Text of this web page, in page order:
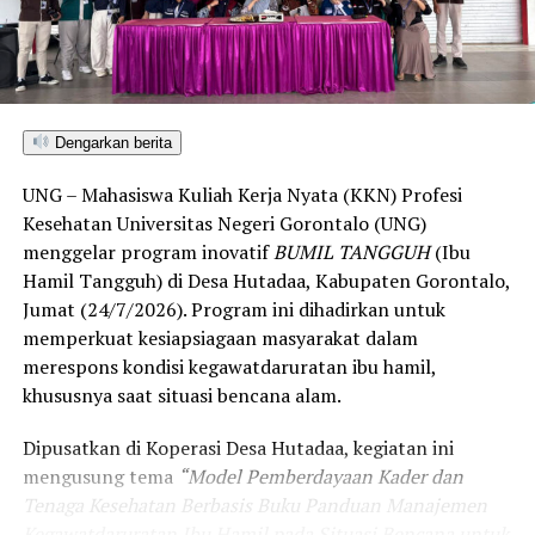
terdeteksi lebih cepat dan langsung mendapat
intervensi medis,” paparnya.
Guna menjaga keberlanjutan program pasca-KKN,
mahasiswa UNG juga memberikan pembekalan dan
mengoperasikan sistem informasi tersebut.
Selain inovasi digital, tim KKN-PK UNG turut
menggalakkan serangkaian kegiatan promotif dan
preventif. Program tersebut mencakup aksi kerja bakti
lingkungan, edukasi pemilahan sampah, sosialisasi
bahaya HIV/AIDS dan Infeksi Menular Seksual (IMS),
pelaksanaan senam hipertensi, Pemeriksaan Kesehatan
Penyakit Kronis (Prolanis) untuk menekan angka
hipertensi dan diabetes melitus.
Dengarkan berita
UNG – Mahasiswa Kuliah Kerja Nyata (KKN) Profesi
Kesehatan Universitas Negeri Gorontalo (UNG)
menggelar program inovatifBUMIL TANGGUH(Ibu
Hamil Tangguh) di Desa Hutadaa, Kabupaten Gorontalo,
Jumat (24/7/2026). Program ini dihadirkan untuk
memperkuat kesiapsiagaan masyarakat dalam
merespons kondisi kegawatdaruratan ibu hamil,
khususnya saat situasi bencana alam.
Dipusatkan di Koperasi Desa Hutadaa, kegiatan ini
mengusung tema “Model Pemberdayaan Kader dan
Tenaga Kesehatan Berbasis Buku Panduan Manajemen